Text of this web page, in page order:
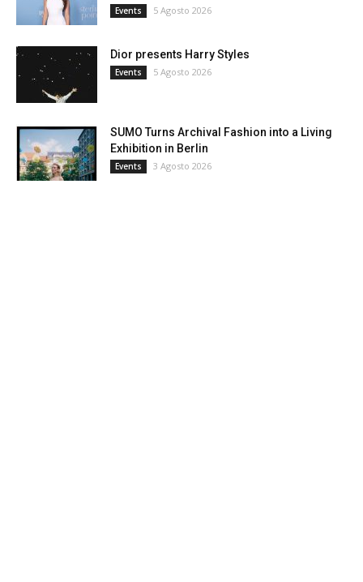
Events 5 Agosto 2026
Dior presents Harry Styles
Events 5 Agosto 2026
SUMO Turns Archival Fashion into a Living
Exhibition in Berlin
Events 3 Agosto 2026